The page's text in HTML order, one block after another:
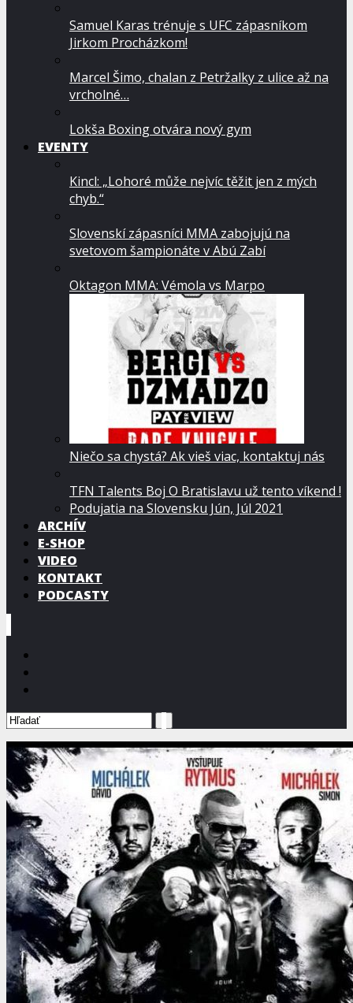
Samuel Karas trénuje s UFC zápasníkom
Jirkom Procházkom!
Marcel Šimo, chalan z Petržalky z ulice až na
vrcholné…
Lokša Boxing otvára nový gym
EVENTY
Kincl: „Lohoré může nejvíc těžit jen z mých
chyb.“
Slovenskí zápasníci MMA zabojujú na
svetovom šampionáte v Abú Zabí
Oktagon MMA: Vémola vs Marpo
Niečo sa chystá? Ak vieš viac, kontaktuj nás
TFN Talents Boj O Bratislavu už tento víkend !
Podujatia na Slovensku Jún, Júl 2021
ARCHÍV
E-SHOP
VIDEO
KONTAKT
PODCASTY